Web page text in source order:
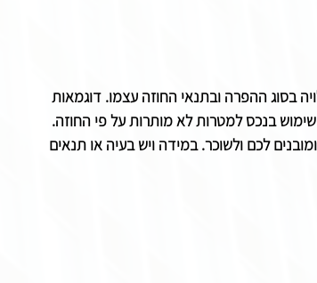
בסוג ההפרה ובתנאי החוזה עצמו. דוגמאות
שימוש בנכס למטרות לא מותרות על פי החוזה.
לכם ולשוכר. במידה ויש בעיה או תנאים